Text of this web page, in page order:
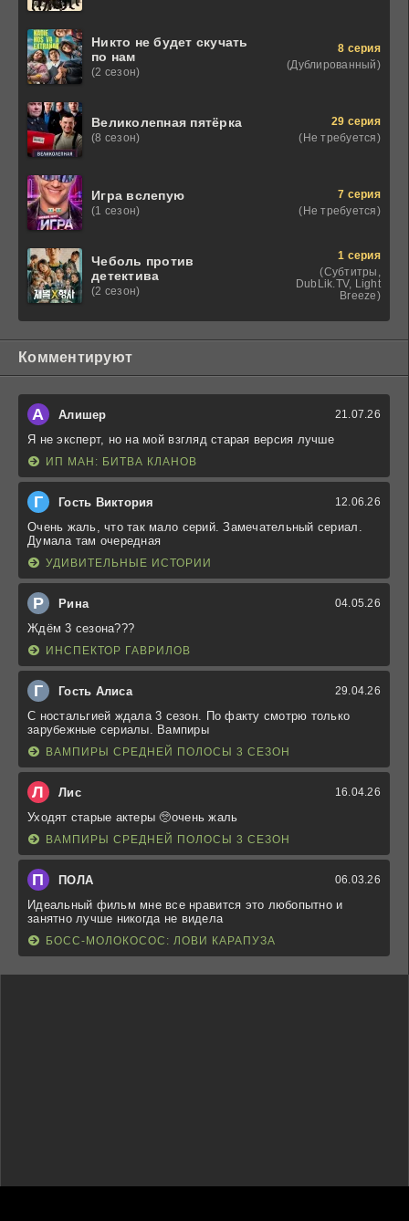
Никто не будет скучать
по нам
(2 сезон)
8 серия
(Дублированный)
Великолепная пятёрка
(8 сезон)
29 серия
(Не требуется)
Игра вслепую
(1 сезон)
7 серия
(Не требуется)
Чеболь против
детектива
(2 сезон)
1 серия
(Субтитры,
DubLik.TV, Light
Breeze)
Комментируют
А Алишер 21.07.26
Я не эксперт, но на мой взгляд старая версия лучше
ИП МАН: БИТВА КЛАНОВ
Г Гость Виктория 12.06.26
Очень жаль, что так мало серий. Замечательный сериал.
Думала там очередная
УДИВИТЕЛЬНЫЕ ИСТОРИИ
Р Рина 04.05.26
Ждём 3 сезона???
ИНСПЕКТОР ГАВРИЛОВ
Г Гость Алиса 29.04.26
С ностальгией ждала 3 сезон. По факту смотрю только
зарубежные сериалы. Вампиры
ВАМПИРЫ СРЕДНЕЙ ПОЛОСЫ 3 СЕЗОН
Л Лис 16.04.26
Уходят старые актеры 🥺очень жаль
ВАМПИРЫ СРЕДНЕЙ ПОЛОСЫ 3 СЕЗОН
П ПОЛА 06.03.26
Идеальный фильм мне все нравится это любопытно и
занятно лучше никогда не видела
БОСС-МОЛОКОСОС: ЛОВИ КАРАПУЗА